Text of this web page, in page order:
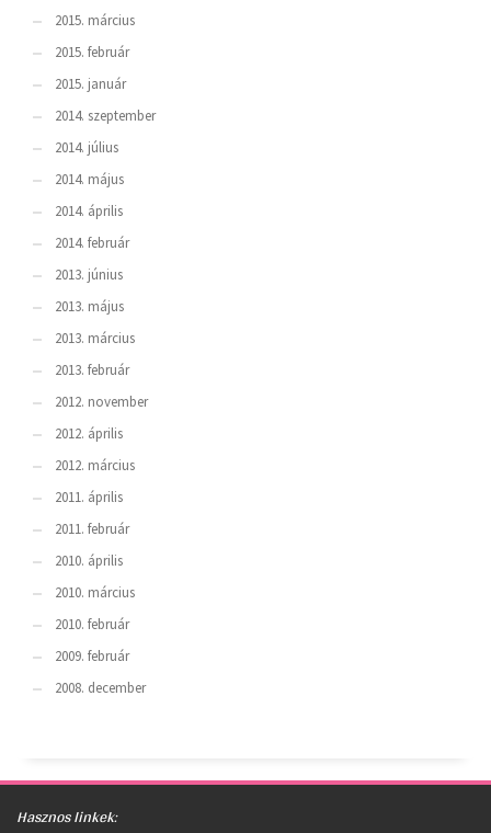
2015. március
2015. február
2015. január
2014. szeptember
2014. július
2014. május
2014. április
2014. február
2013. június
2013. május
2013. március
2013. február
2012. november
2012. április
2012. március
2011. április
2011. február
2010. április
2010. március
2010. február
2009. február
2008. december
Hasznos linkek: